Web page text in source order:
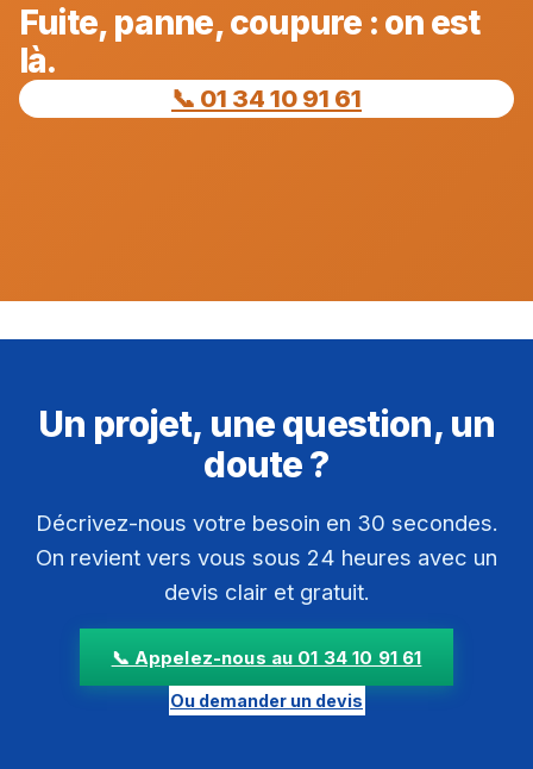
Fuite, panne, coupure : on est
là.
📞 01 34 10 91 61
Un projet, une question, un
doute ?
Décrivez-nous votre besoin en 30 secondes.
On revient vers vous sous 24 heures avec un
devis clair et gratuit.
📞 Appelez-nous au 01 34 10 91 61
Ou demander un devis